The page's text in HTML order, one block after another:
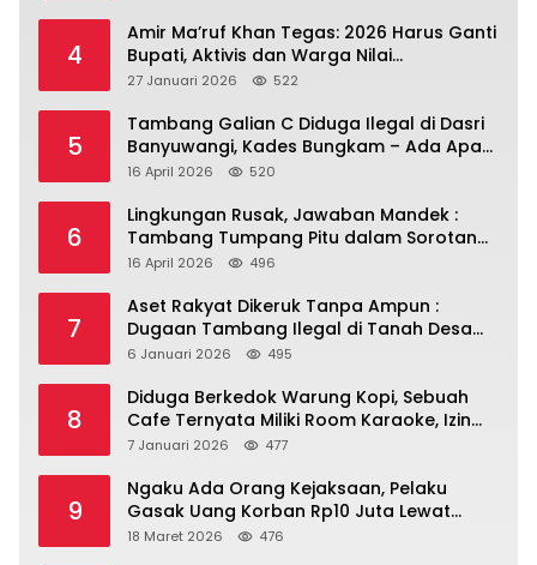
4
Amir Ma’ruf Khan Tegas: 2026 Harus Ganti
Bupati, Aktivis dan Warga Nilai
Kepemimpinan Saat Ini Gagal Jawab
27 Januari 2026 522
5
Tambang Galian C Diduga Ilegal di Dasri
Banyuwangi, Kades Bungkam – Ada Apa
Ya?
16 April 2026 520
6
Lingkungan Rusak, Jawaban Mandek :
Tambang Tumpang Pitu dalam Sorotan
Tajam
16 April 2026 496
7
Aset Rakyat Dikeruk Tanpa Ampun :
Dugaan Tambang Ilegal di Tanah Desa
Dasri Menguat
6 Januari 2026 495
8
Diduga Berkedok Warung Kopi, Sebuah
Cafe Ternyata Miliki Room Karaoke, Izin
Dipertanyakan!!!.
7 Januari 2026 477
9
Ngaku Ada Orang Kejaksaan, Pelaku
Gasak Uang Korban Rp10 Juta Lewat
Modus Tender Mobil
18 Maret 2026 476